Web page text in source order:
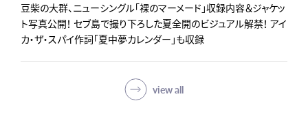
view all
豆柴の大群、ニューシングル「裸のマーメード」収録内容＆ジャケッ
ト写真公開！ セブ島で撮り下ろした夏全開のビジュアル解禁！ アイ
カ・ザ・スパイ作詞「夏中夢カレンダー」も収録